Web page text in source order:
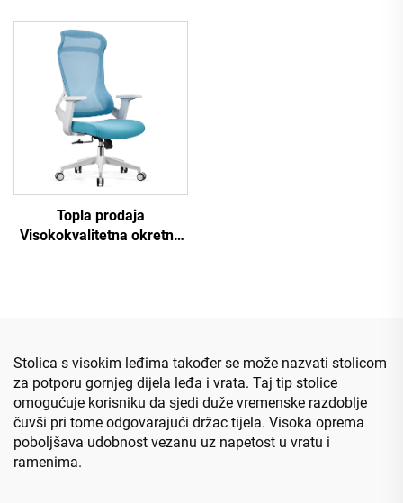
kompjutorska uredska
stolica koja se okreće Stol
mrežasta stolica srednjeg
naslona za ured
Topla prodaja
Visokokvalitetna okretna
Stolica s visokim leđima također se može nazvati stolicom
za potporu gornjeg dijela leđa i vrata. Taj tip stolice
omogućuje korisniku da sjedi duže vremenske razdoblje
čuvši pri tome odgovarajući držac tijela. Visoka oprema
poboljšava udobnost vezanu uz napetost u vratu i
ramenima.